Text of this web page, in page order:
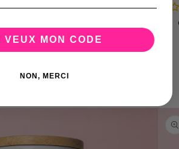
Aucun avis
VEUX MON CODE
NON, MERCI